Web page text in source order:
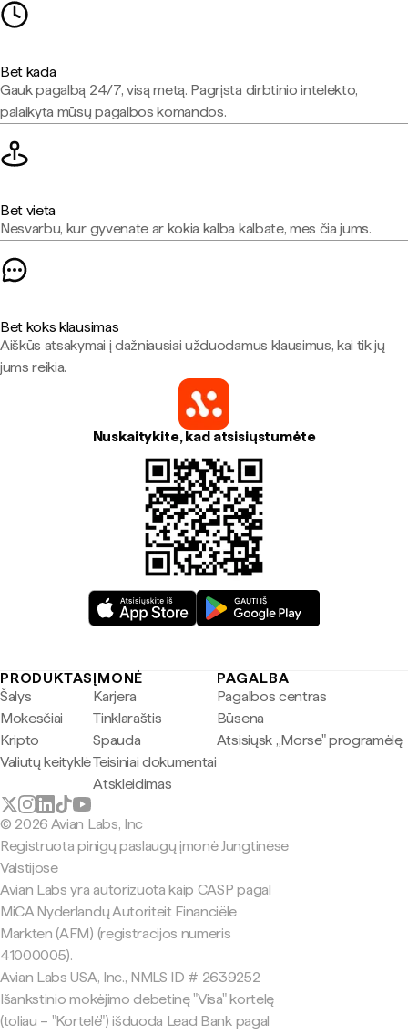
Bet kada
Gauk pagalbą 24/7, visą metą. Pagrįsta dirbtinio intelekto,
palaikyta mūsų pagalbos komandos.
Bet vieta
Nesvarbu, kur gyvenate ar kokia kalba kalbate, mes čia jums.
Bet koks klausimas
Aiškūs atsakymai į dažniausiai užduodamus klausimus, kai tik jų
jums reikia.
Nuskaitykite, kad atsisiųstumėte
PRODUKTAS
Šalys
Mokesčiai
Kripto
Valiutų keityklė
ĮMONĖ
Karjera
Tinklaraštis
Spauda
Teisiniai dokumentai
Atskleidimas
PAGALBA
Pagalbos centras
Būsena
Atsisiųsk „Morse" programėlę
© 2026 Avian Labs, Inc
Registruota pinigų paslaugų įmonė Jungtinėse
Valstijose
Avian Labs yra autorizuota kaip CASP pagal
MiCA Nyderlandų Autoriteit Financiële
Markten (AFM) (registracijos numeris
41000005).
Avian Labs USA, Inc., NMLS ID # 2639252
Išankstinio mokėjimo debetinę "Visa" kortelę
(toliau – "Kortelė") išduoda Lead Bank pagal